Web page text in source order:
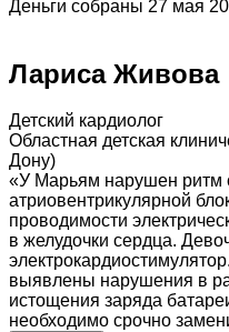
Деньги собраны 27 мая
Лариса Живова
Детский кардиолог
Областная детская
Дону)
«У Марьям нарушен ритм
атриовентрикулярной
проводимости
в желудочки сердца.
выявлены нарушения в
истощения заряда
необходимо срочно